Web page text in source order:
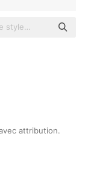
attribution.